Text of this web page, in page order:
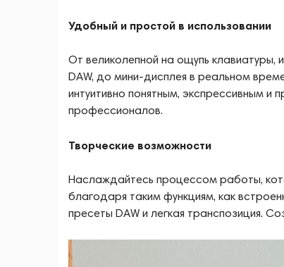
Удобный и простой в использовании
От великолепной на ощупь клавиатуры,
DAW, до мини-дисплея в реальном
интуитивно понятным, экспрессивным и
профессионалов.
Творческие возможности
Наслаждайтесь процессом работы,
благодаря таким функциям, как
пресеты DAW и легкая транспозиция.